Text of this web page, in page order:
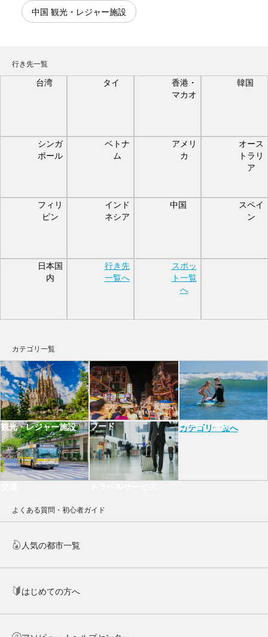
中国 観光・レジャー施設
行き先一覧
台湾 タイ
香港・
マカオ
韓国
シンガ
ポール
ベトナ
ム
アメリ
カ
オース
トラリ
ア
フィリ
ピン
インド
ネシア
中国
スペイ
ン
日本国
内
行き先
一覧へ
スポッ
ト一覧
へ
カテゴリ一覧
観光・レジャー施設 フード ツアー・体験
カテゴリ一覧へ
よくある質問・初心者ガイド
人気の都市一覧
はじめての方へ